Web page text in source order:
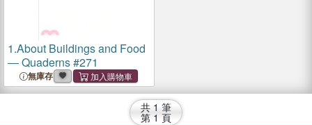
1.About Buildings and Food
― Quaderns #271
無庫存
共 1 筆
第 1 頁